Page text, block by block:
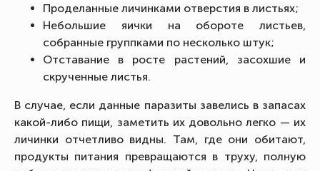
Проделанные личинками отверстия в листьях;
Небольшие яички на обороте листьев,
собранные группками по несколько штук;
Отставание в росте растений, засохшие и
скрученные листья.
В случае, если данные паразиты завелись в запасах
какой-либо пищи, заметить их довольно легко — их
личинки отчетливо видны. Там, где они обитают,
продукты питания превращаются в труху, полную